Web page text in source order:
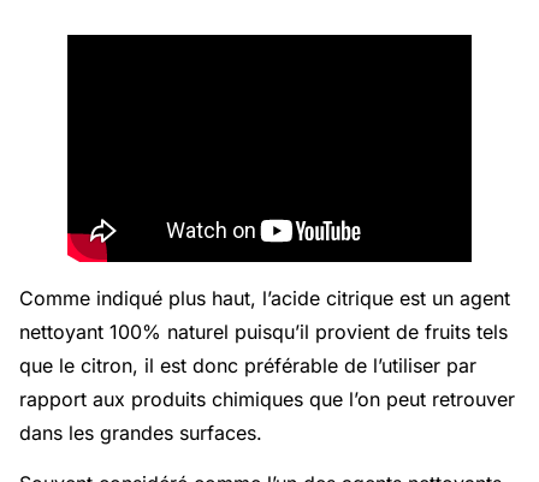
Comme indiqué plus haut, l’acide citrique est un agent
nettoyant 100% naturel puisqu’il provient de fruits tels
que le citron, il est donc préférable de l’utiliser par
rapport aux produits chimiques que l’on peut retrouver
dans les grandes surfaces.